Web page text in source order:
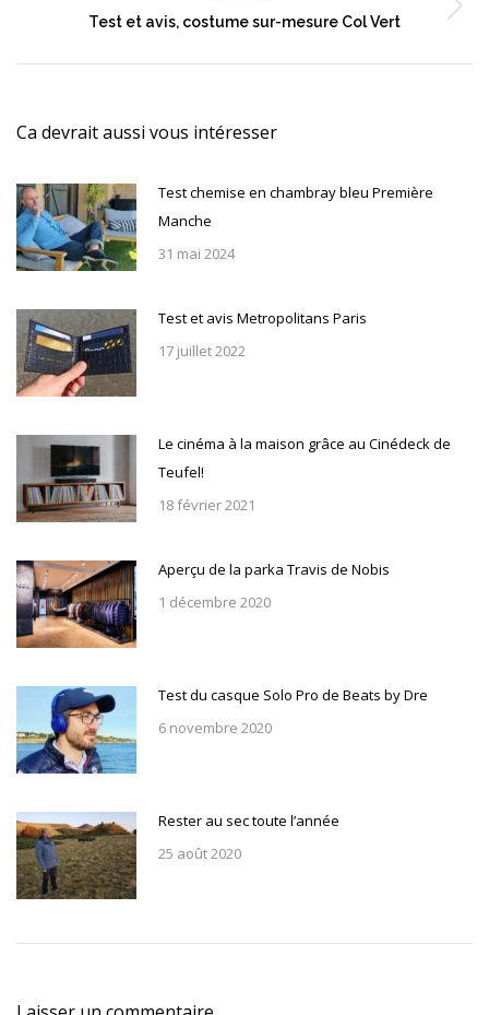
Article
Test et avis, costume sur-mesure Col Vert
Ca devrait aussi vous intéresser
Test chemise en chambray bleu Première
Manche
31 mai 2024
Test et avis Metropolitans Paris
17 juillet 2022
Le cinéma à la maison grâce au Cinédeck de
Teufel!
18 février 2021
Aperçu de la parka Travis de Nobis
1 décembre 2020
Test du casque Solo Pro de Beats by Dre
6 novembre 2020
Rester au sec toute l’année
25 août 2020